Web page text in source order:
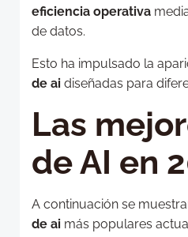
eficiencia operativa
de datos.
Esto ha impulsado la
de ai diseñadas para
Las
de AI en
A continuación se
de ai más populares